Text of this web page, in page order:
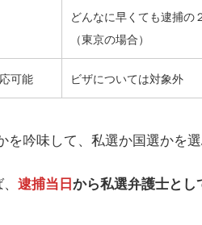
どんなに早くても逮捕の
（東京の場合）
可能 ビザについては対象外
吟味して、私選か国選かを
逮捕当日から私選弁護士とし